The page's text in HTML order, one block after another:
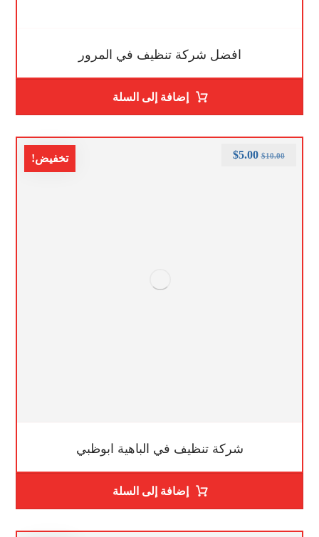
افضل شركة تنظيف في المرور
إضافة إلى السلة
تخفيض!
شركة تنظيف في الباهية ابوظبي
$10.00
$5.00
إضافة إلى السلة